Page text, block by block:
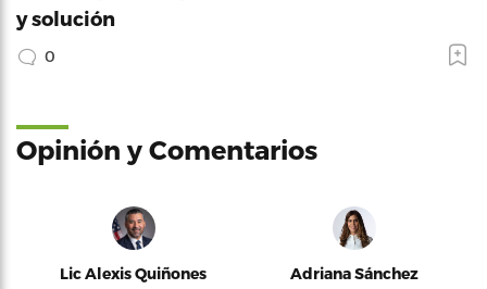
y solución
0
Opinión y Comentarios
Lic Alexis Quiñones Adriana Sánchez